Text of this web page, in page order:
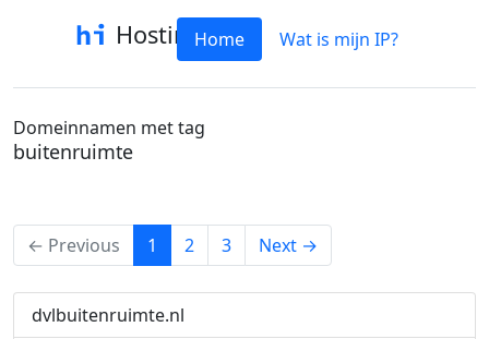
HostinfoHome Wat is mijn IP?
Domeinnamen met tag
buitenruimte
← Previous 1 (current)
2 3 Next →
dvlbuitenruimte.nl